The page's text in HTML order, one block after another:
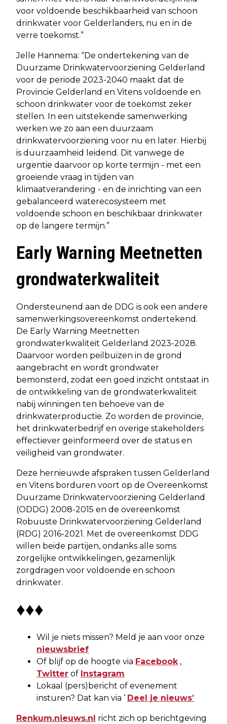
voor voldoende beschikbaarheid van schoon
drinkwater voor Gelderlanders, nu en in de
verre toekomst.”
Jelle Hannema: “De ondertekening van de
Duurzame Drinkwatervoorziening Gelderland
voor de periode 2023-2040 maakt dat de
Provincie Gelderland en Vitens voldoende en
schoon drinkwater voor de toekomst zeker
stellen. In een uitstekende samenwerking
werken we zo aan een duurzaam
drinkwatervoorziening voor nu en later. Hierbij
is duurzaamheid leidend. Dit vanwege de
urgentie daarvoor op korte termijn - met een
groeiende vraag in tijden van
klimaatverandering - en de inrichting van een
gebalanceerd waterecosysteem met
voldoende schoon en beschikbaar drinkwater
op de langere termijn.”
Early Warning Meetnetten
grondwaterkwaliteit
Ondersteunend aan de DDG is ook een andere
samenwerkingsovereenkomst ondertekend.
De Early Warning Meetnetten
grondwaterkwaliteit Gelderland 2023-2028.
Daarvoor worden peilbuizen in de grond
aangebracht en wordt grondwater
bemonsterd, zodat een goed inzicht ontstaat in
de ontwikkeling van de grondwaterkwaliteit
nabij winningen ten behoeve van de
drinkwaterproductie. Zo worden de provincie,
het drinkwaterbedrijf en overige stakeholders
effectiever geïnformeerd over de status en
veiligheid van grondwater.
Deze hernieuwde afspraken tussen Gelderland
en Vitens borduren voort op de Overeenkomst
Duurzame Drinkwatervoorziening Gelderland
(ODDG) 2008-2015 en de overeenkomst
Robuuste Drinkwatervoorziening Gelderland
(RDG) 2016-2021. Met de overeenkomst DDG
willen beide partijen, ondanks alle soms
zorgelijke ontwikkelingen, gezamenlijk
zorgdragen voor voldoende en schoon
drinkwater.
♦♦♦
Wil je niets missen? Meld je aan voor onze
nieuwsbrief
Of blijf op de hoogte via Facebook ,
Twitter of Instagram
Lokaal (pers)bericht of evenement
insturen? Dat kan via ‘ Deel je nieuws’
Renkum.nieuws.nl richt zich op berichtgeving